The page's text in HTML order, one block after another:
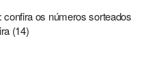
confira os números sorteados
(14)